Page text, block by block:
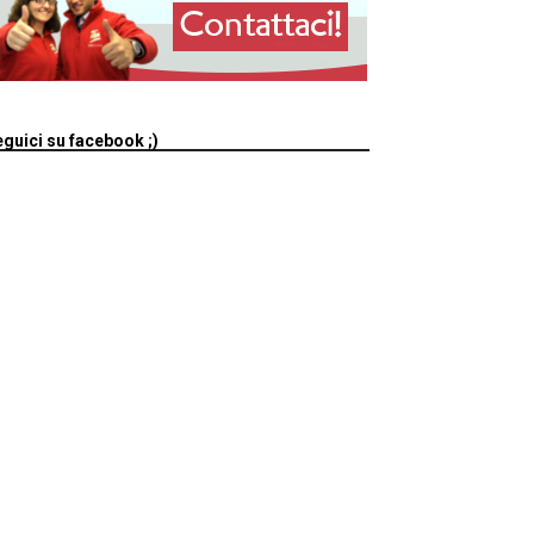
su facebook ;)